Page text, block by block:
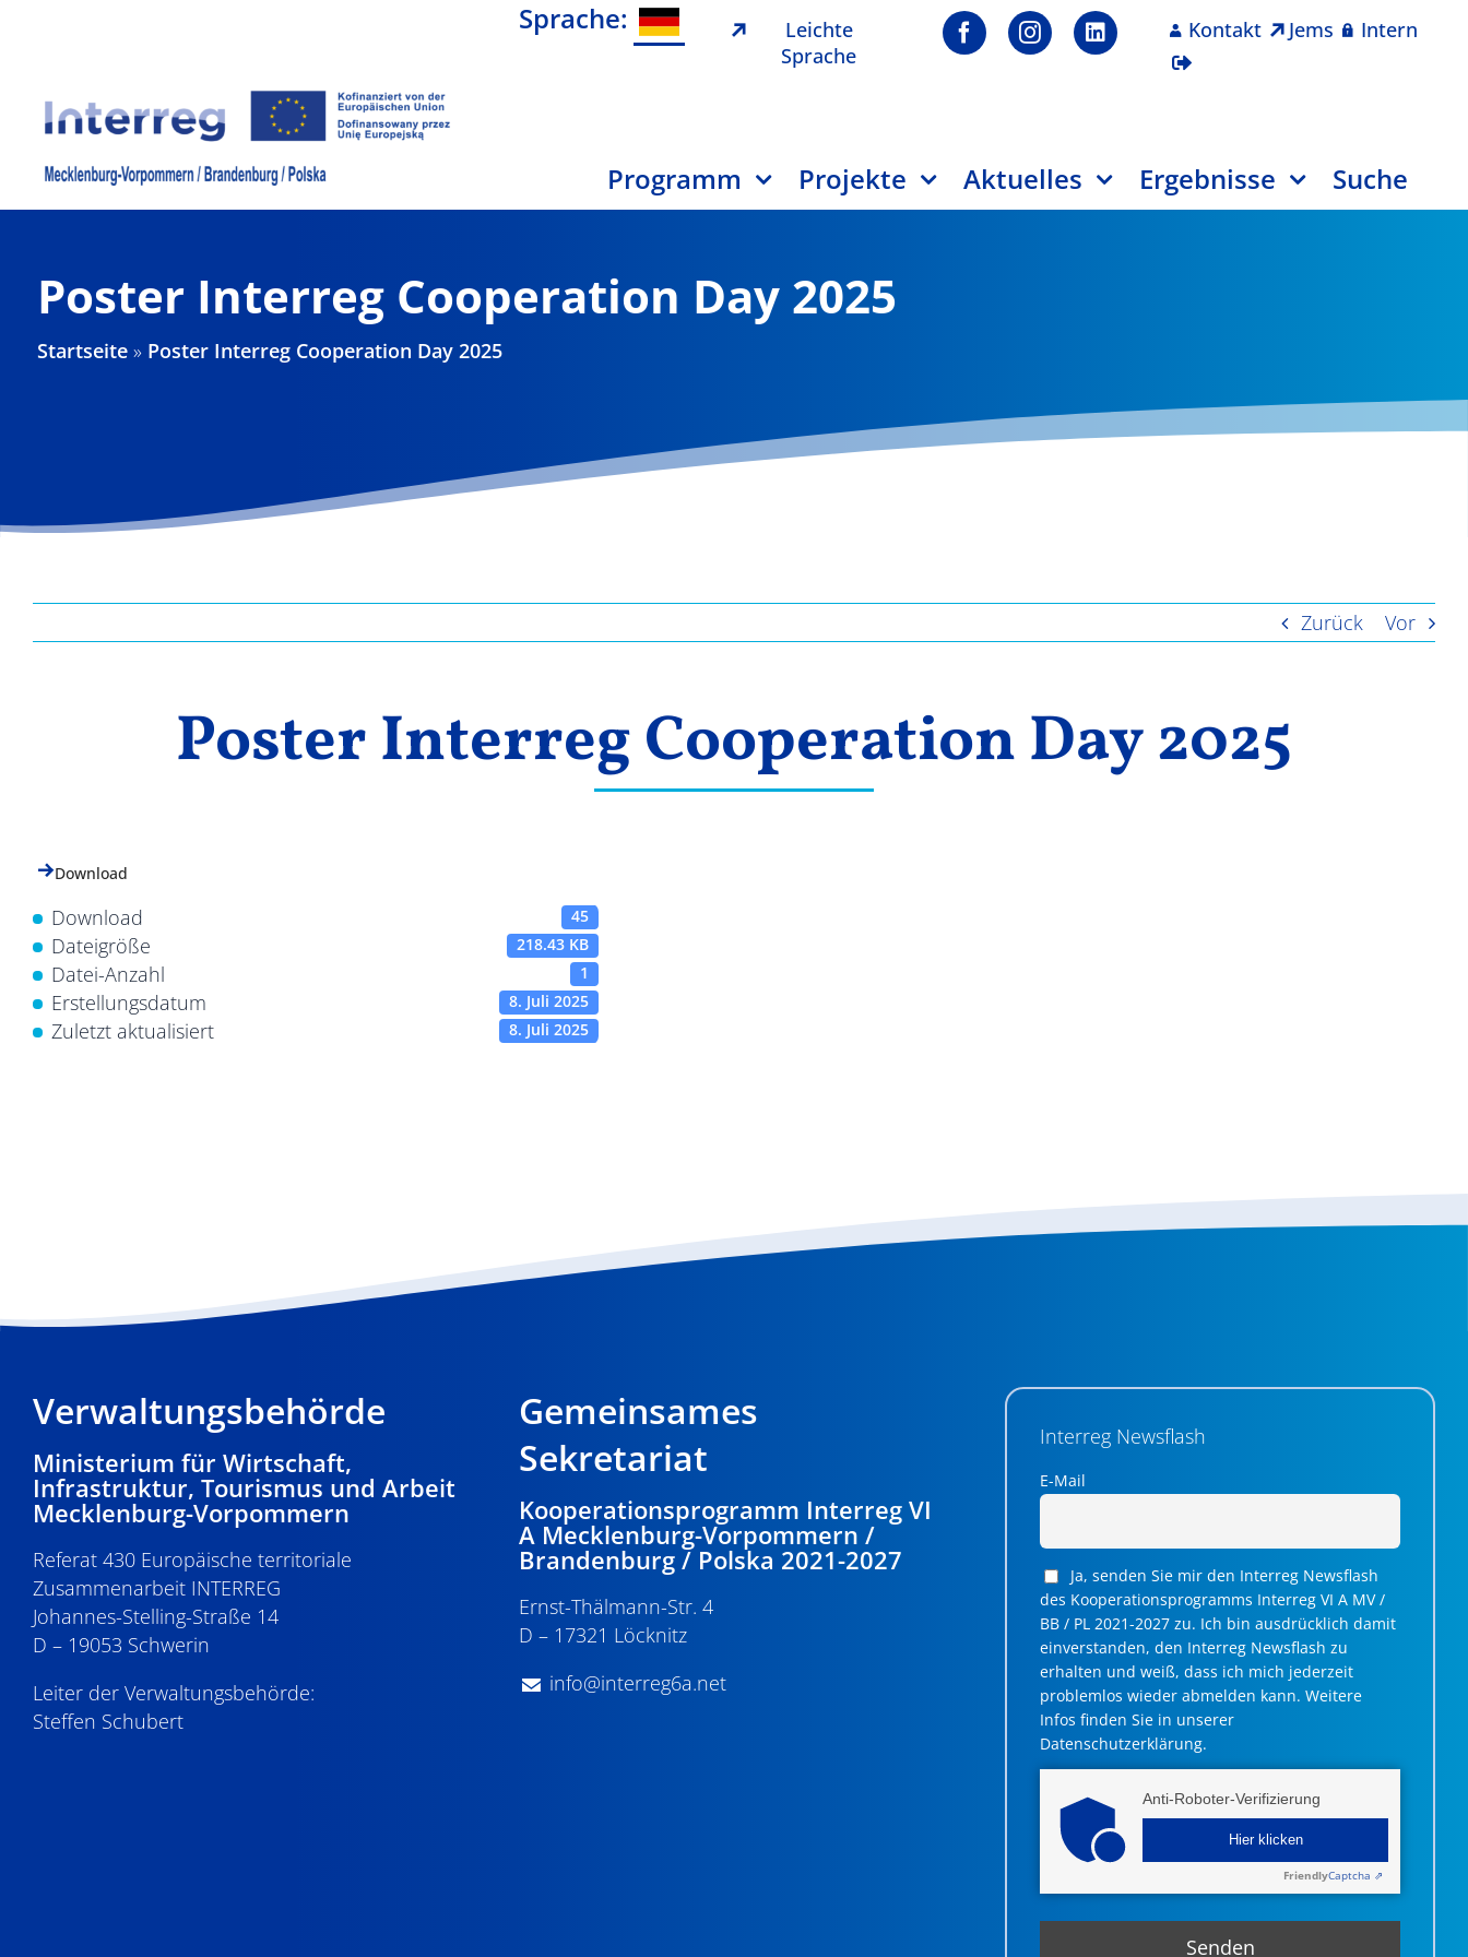
Sprache:
Leichte
Sprache
Kontakt Jems Intern
Programm Projekte Aktuelles Ergebnisse Suche
Poster Interreg Cooperation Day 2025
Startseite » Poster Interreg Cooperation Day 2025
Zurück Vor
Poster Interreg Cooperation Day 2025
Download
Download 45
Dateigröße 218.43 KB
Datei-Anzahl 1
Erstellungsdatum 8. Juli 2025
Zuletzt aktualisiert 8. Juli 2025
Verwaltungsbehörde
Ministerium für Wirtschaft,
Infrastruktur, Tourismus und Arbeit
Mecklenburg-Vorpommern
Referat 430 Europäische territoriale
Zusammenarbeit INTERREG
Johannes-Stelling-Straße 14
D – 19053 Schwerin
Leiter der Verwaltungsbehörde:
Steffen Schubert
Gemeinsames
Sekretariat
Kooperationsprogramm Interreg VI
A Mecklenburg-Vorpommern /
Brandenburg / Polska 2021-2027
Ernst-Thälmann-Str. 4
D – 17321 Löcknitz
info@interreg6a.net
Interreg Newsflash
E-Mail
Ja, senden Sie mir den Interreg Newsflash
des Kooperationsprogramms Interreg VI A MV /
BB / PL 2021-2027 zu. Ich bin ausdrücklich damit
einverstanden, den Interreg Newsflash zu
erhalten und weiß, dass ich mich jederzeit
problemlos wieder abmelden kann. Weitere
Infos finden Sie in unserer
Datenschutzerklärung.
Anti-Roboter-Verifizierung
Hier klicken
FriendlyCaptcha ⇗